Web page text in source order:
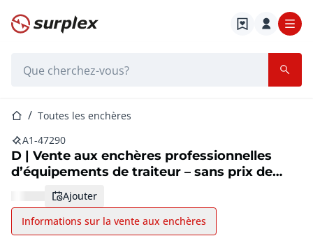
Page d'accueil
Page d'accueil
Toutes les enchères
A1-47290
D | Vente aux enchères professionnelles
d’équipements de traiteur – sans prix de
réserve
ajouter
Informations sur la vente aux enchères